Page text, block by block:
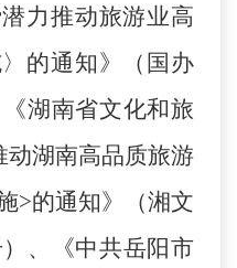
力推动旅游业高
的通知》（国办
湖南省文化和旅
湖南高品质旅游
>的通知》（湘文
、《中共岳阳市